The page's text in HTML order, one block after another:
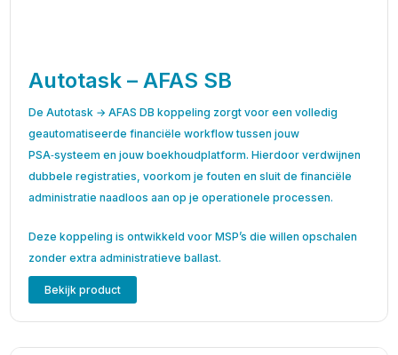
Autotask – AFAS SB
De Autotask → AFAS DB koppeling zorgt voor een volledig
geautomatiseerde financiële workflow tussen jouw
PSA‑systeem en jouw boekhoudplatform. Hierdoor verdwijnen
dubbele registraties, voorkom je fouten en sluit de financiële
administratie naadloos aan op je operationele processen.
Deze koppeling is ontwikkeld voor MSP’s die willen opschalen
zonder extra administratieve ballast.
Bekijk product